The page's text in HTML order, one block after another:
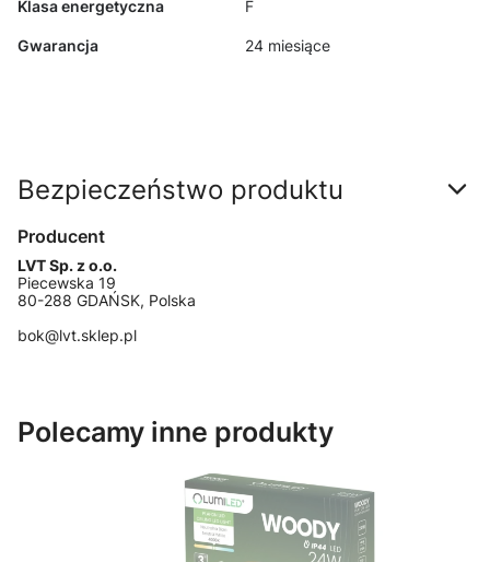
Klasa energetyczna F
Gwarancja 24 miesiące
Bezpieczeństwo produktu
Producent
LVT Sp. z o.o.
Piecewska 19
80-288 GDAŃSK, Polska
bok@lvt.sklep.pl
Polecamy inne produkty